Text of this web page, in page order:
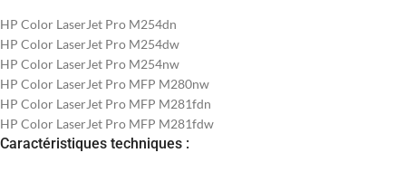
HP Color LaserJet Pro M254dn
HP Color LaserJet Pro M254dw
HP Color LaserJet Pro M254nw
HP Color LaserJet Pro MFP M280nw
HP Color LaserJet Pro MFP M281fdn
HP Color LaserJet Pro MFP M281fdw
Caractéristiques techniques :